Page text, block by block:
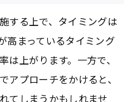
する上で、タイミングは
高まっているタイミング
上がります。一方で、
アプローチをかけると、
てしまうかもしれませ